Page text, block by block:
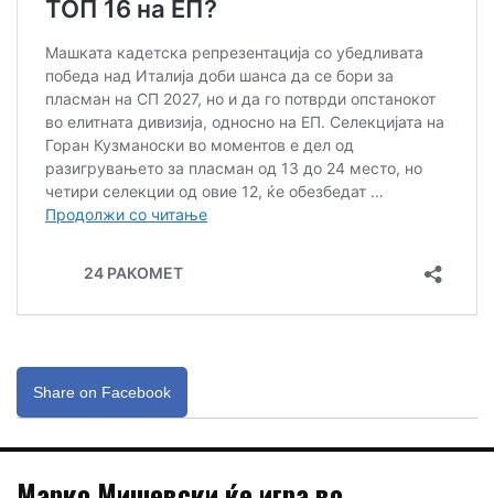
Share on Facebook